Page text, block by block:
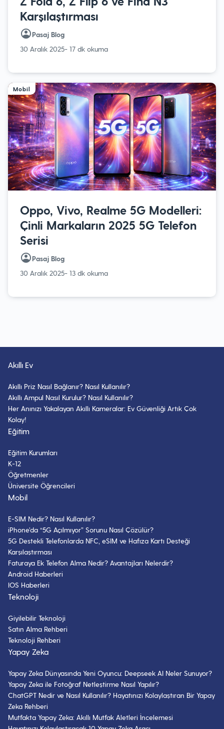
Karşılaştırması
Pasaj Blog
30 Aralık 2025- 17 dk okuma
Mobil
Oppo, Vivo, Realme 5G Modelleri:
Çinli Markaların 2025 5G Telefon
Serisi
Pasaj Blog
30 Aralık 2025- 13 dk okuma
Akıllı Ev
Akıllı Priz Nasıl Bağlanır? Nasıl Kullanılır?
Akıllı Ampul Nasıl Kurulur? Nasıl Kullanılır?
Her Anınızı Yakalayan Akıllı Kameralar: Ev Güvenliği Artık Çok
Kolay!
Eğitim
Eğitim Kurumları
K-12
Öğretmenler
Üniversite Öğrencileri
Mobil
E-SIM Nedir? Nasıl Kullanılır?
iPhone’da “5G Açılmıyor” Sorunu Nasıl Çözülür?
5G Destekli Telefonlarda NFC, eSIM ve Hafıza Kartı Desteği
Karşılaştırması
Faturaya Ek Telefon Alma Nedir? Avantajları Nelerdir?
Android Haberleri
IOS Haberleri
Teknoloji
Giyilebilir Teknoloji
Satın Alma Rehberi
Teknoloji Rehberi
Yapay Zeka
Yapay Zeka Dünyasında Yeni Oyuncu: Deepseek AI Neler Sunuyor?
Yapay Zeka ile Fotoğraf Netleştirme Nasıl Yapılır?
ChatGPT Nedir ve Nasıl Kullanılır? Hayatınızı Kolaylaştıran Bir Yapay
Zeka Rehberi
Mutfakta Yapay Zeka: Akıllı Mutfak Aletleri İncelemesi